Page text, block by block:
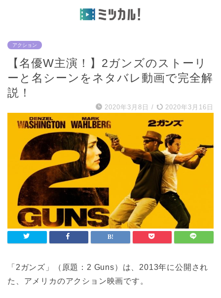
アクション
【名優W主演！】2ガンズのストーリ
ーと名シーンをネタバレ動画で完全解
説！
2020年3月8日 / 2020年3月16日
「2ガンズ」（原題：2 Guns）は、2013年に公開され
た、アメリカのアクション映画です。